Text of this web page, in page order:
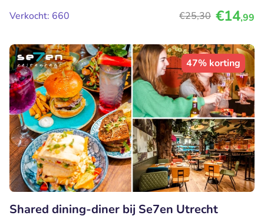
Verkocht: 660
€25,30 €14,99
47% korting
Shared dining-diner bij Se7en Utrecht